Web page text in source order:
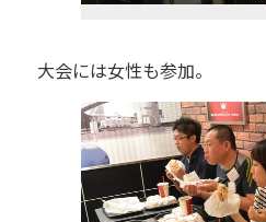
大会には女性も参加。